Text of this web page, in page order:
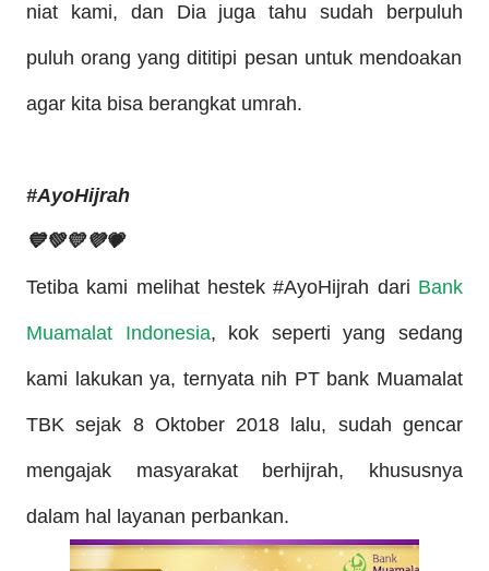
niat kami, dan Dia juga tahu sudah berpuluh
puluh orang yang dititipi pesan untuk mendoakan
agar kita bisa berangkat umrah.
#AyoHijrah
💙💚💛💜💗
Tetiba kami melihat hestek #AyoHijrah dari Bank
Muamalat Indonesia, kok seperti yang sedang
kami lakukan ya, ternyata nih PT bank Muamalat
TBK sejak 8 Oktober 2018 lalu, sudah gencar
mengajak masyarakat berhijrah, khususnya
dalam hal layanan perbankan.